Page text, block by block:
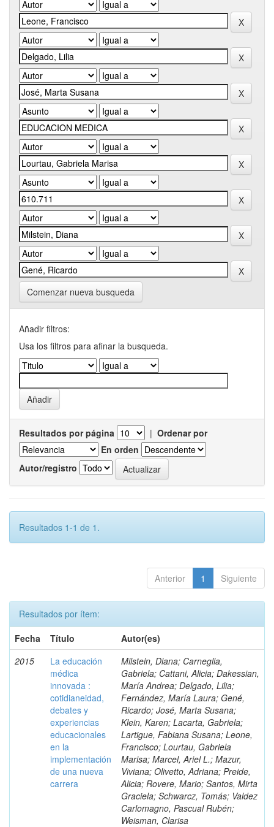
Comenzar nueva busqueda
Añadir filtros:
Usa los filtros para afinar la busqueda.
Resultados por página | Ordenar por
En orden
Autor/registro
Resultados 1-1 de 1.
Anterior 1 Siguiente
Resultados por ítem:
Fecha
Título
Autor(es)
2015
La educación
médica
innovada :
cotidianeidad,
debates y
experiencias
educacionales
en la
implementación
de una nueva
carrera
Milstein, Diana; Carneglia,
Gabriela; Cattani, Alicia; Dakessian,
María Andrea; Delgado, Lilia;
Fernández, María Laura; Gené,
Ricardo; José, Marta Susana;
Klein, Karen; Lacarta, Gabriela;
Lartigue, Fabiana Susana; Leone,
Francisco; Lourtau, Gabriela
Marisa; Marcel, Ariel L.; Mazur,
Viviana; Olivetto, Adriana; Preide,
Alicia; Rovere, Mario; Santos, Mirta
Graciela; Schwarcz, Tomás; Valdez
Carlomagno, Pascual Rubén;
Weisman, Clarisa